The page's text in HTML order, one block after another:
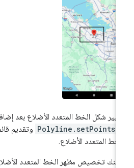
شكل الخط المتعدد الأضلاع بعد
وتقديم قائمة
المتعدد الأضلاع.
تخصيص مظهر الخط المتعدد الأضلاع